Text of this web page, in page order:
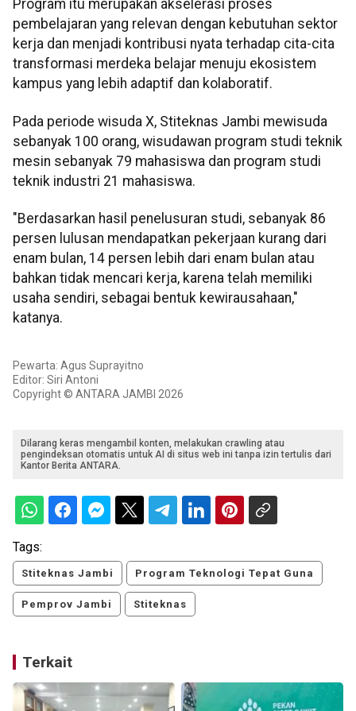
Program itu merupakan akselerasi proses
pembelajaran yang relevan dengan kebutuhan sektor
kerja dan menjadi kontribusi nyata terhadap cita-cita
transformasi merdeka belajar menuju ekosistem
kampus yang lebih adaptif dan kolaboratif.
Pada periode wisuda X, Stiteknas Jambi mewisuda
sebanyak 100 orang, wisudawan program studi teknik
mesin sebanyak 79 mahasiswa dan program studi
teknik industri 21 mahasiswa.
"Berdasarkan hasil penelusuran studi, sebanyak 86
persen lulusan mendapatkan pekerjaan kurang dari
enam bulan, 14 persen lebih dari enam bulan atau
bahkan tidak mencari kerja, karena telah memiliki
usaha sendiri, sebagai bentuk kewirausahaan,"
katanya.
Pewarta: Agus Suprayitno
Editor: Siri Antoni
Copyright © ANTARA JAMBI 2026
Dilarang keras mengambil konten, melakukan crawling atau
pengindeksan otomatis untuk AI di situs web ini tanpa izin tertulis dari
Kantor Berita ANTARA.
Tags:
Stiteknas Jambi Program Teknologi Tepat Guna
Pemprov Jambi Stiteknas
Terkait